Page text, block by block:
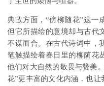
典故方面，“傍柳随花”这一
但它所描绘的意境却与古代
不谋而合。在古代诗词中，
笔触描绘着春日里的柳荫花
他们对大自然的敬畏与赞美
花”更丰富的文化内涵，也